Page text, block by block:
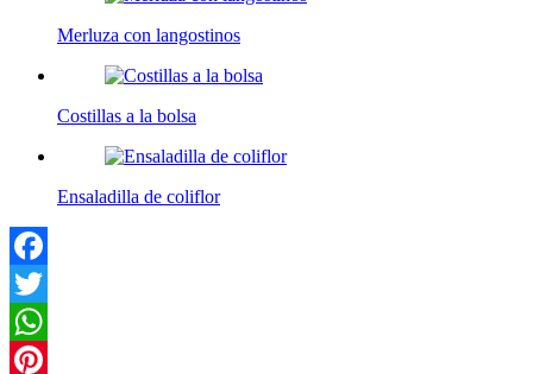
Merluza con langostinos
Costillas a la bolsa
Ensaladilla de coliflor
Facebook
Twitter
WhatsApp